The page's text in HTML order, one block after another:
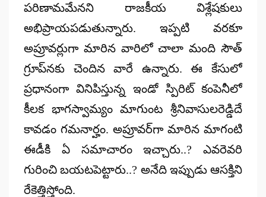
పరిణామమేనని రాజకీయ విశ్లేషకులు
అభిప్రాయపడుతున్నారు. ఇప్పటి వరకూ
అప్రూవర్లుగా మారిన వారిలో చాలా మంది సౌత్
గ్రూప్‌నకు చెందిన వారే ఉన్నారు. ఈ కేసులో
ప్రధానంగా వినిపిస్తున్న ఇండో స్పిరిట్ కంపెనీలో
కీలక భాగస్వామ్యం మాగుంట శ్రీనివాసులరెడ్డిదే
కావడం గమనార్హం. అప్రూవర్‌గా మారిన మాగంటి
ఈడీకి ఏ సమాచారం ఇచ్చారు..? ఎవరెవరి
గురించి బయటపెట్టారు..? అనేది ఇప్పుడు ఆసక్తిని
రేకెత్తిస్తోంది.